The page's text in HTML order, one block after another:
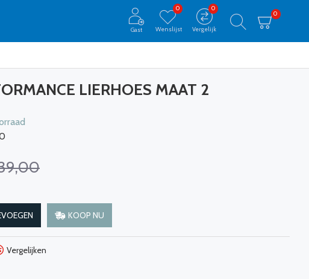
Gast Wenslijst
0
Vergelijk
0
0
LIERHOES MAAT 2
KOOP NU
Vergelijken